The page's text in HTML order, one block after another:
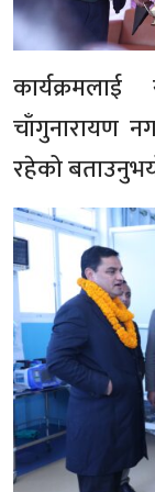
चाँगुनारायण
रहेको